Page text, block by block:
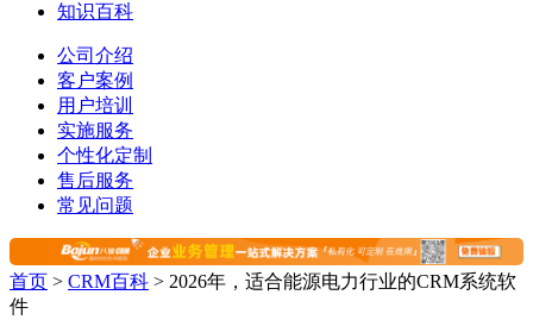
知识百科
公司介绍
客户案例
用户培训
实施服务
个性化定制
售后服务
常见问题
首页 > CRM百科 > 2026年，适合能源电力行业的CRM系统软
件